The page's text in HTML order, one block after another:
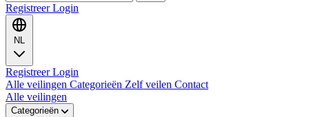
RegistreerLogin
NL
RegistreerLogin
Alle veilingen Categorieën Zelf veilen Contact
Alle veilingen
Categorieën